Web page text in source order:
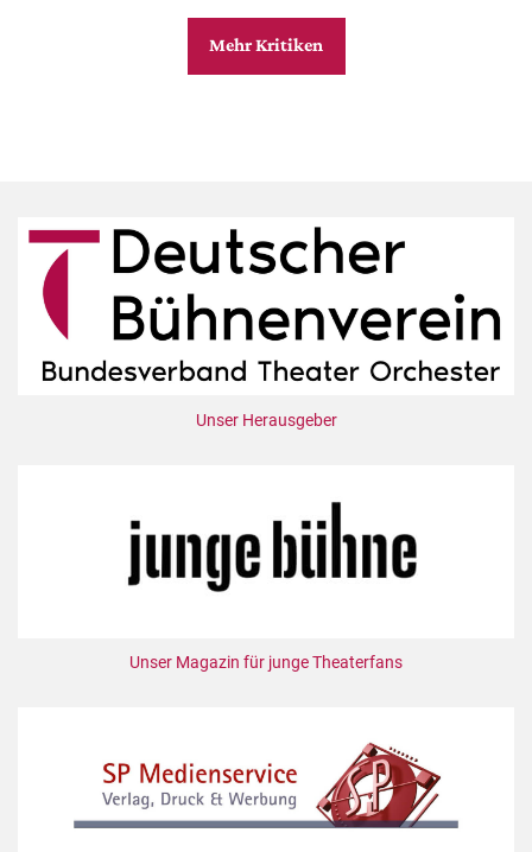
Mehr Kritiken
Unser Herausgeber
Unser Magazin für junge Theaterfans